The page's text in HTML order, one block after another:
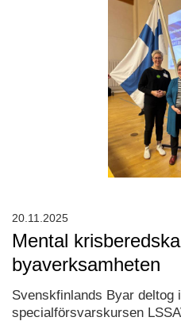
Mental
byaverksamheten
Svenskfinlands Byar deltog
specialförsvarskursen
20.11.2025